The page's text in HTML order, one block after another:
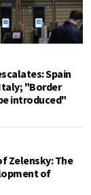
Spain
"Border
introduced"
Zelensky: The
of